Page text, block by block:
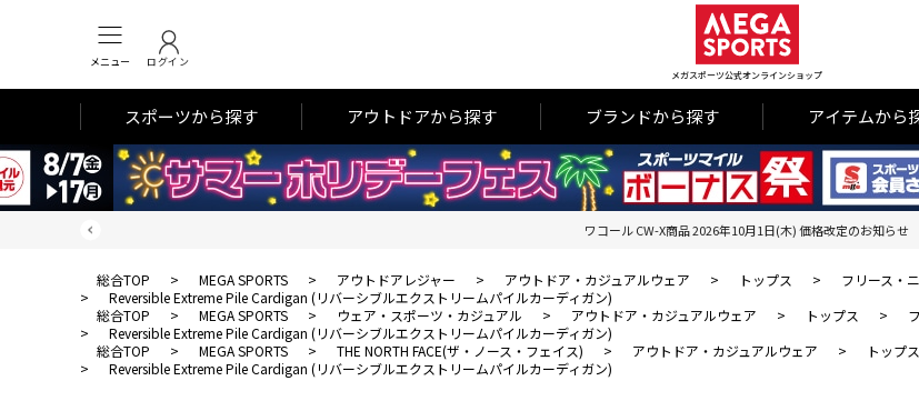
メニュー ログイン
メガスポーツ公式オンラインショップ
スポーツから探す アウトドアから探す ブランドから探す アイテムから
ワコール CW-X商品 2026年10月1日(木) 価格改定のお知らせ
総合TOP > MEGA SPORTS > アウトドアレジャー > アウトドア・カジュアルウェア > トップス >
フリース・
>
Reversible Extreme Pile Cardigan (リバーシブルエクストリームパイルカーディガン)
総合TOP
> MEGA SPORTS > ウェア・スポーツ・カジュアル > アウトドア・カジュアルウェア > トップス >
>
Reversible Extreme Pile Cardigan (リバーシブルエクストリームパイルカーディガン)
総合TOP
> MEGA SPORTS > THE NORTH FACE(ザ・ノース・フェイス) > アウトドア・カジュアルウェア > トップス
>
Reversible Extreme Pile Cardigan (リバーシブルエクストリームパイルカーディガン)